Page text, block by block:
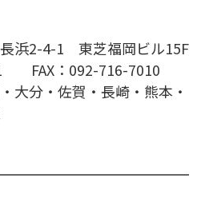
浜2-4-1 東芝福岡ビル15F
FAX：092-716-7010
大分・佐賀・長崎・熊本・